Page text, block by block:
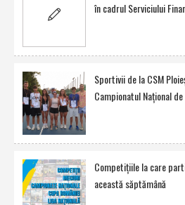
în cadrul Serviciului
Sportivii de la CSM
Campionatul Naţional
Competiţiile la care
această săptămână